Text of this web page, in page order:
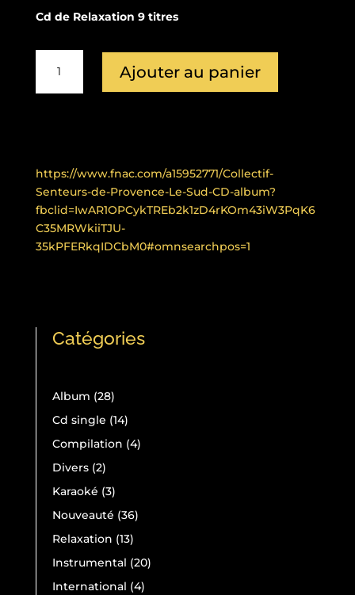
Cd de Relaxation 9 titres
(CD
SENTEURS
DE
PROVENCE"
Ajouter au panier
https://www.fnac.com/a15952771/Collectif-
Senteurs-de-Provence-Le-Sud-CD-album?
fbclid=IwAR1OPCykTREb2k1zD4rKOm43iW3PqK6
C35MRWkiiTJU-
35kPFERkqIDCbM0#omnsearchpos=1
Catégories
Album 2828
produits
Cd single 1414
produits
Compilation 44
Divers 22
produits
Karaoké 33
produits
Nouveauté 3636
Relaxation 1313
produits
Instrumental 2020
International 44